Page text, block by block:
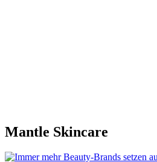
Mantle Skincare